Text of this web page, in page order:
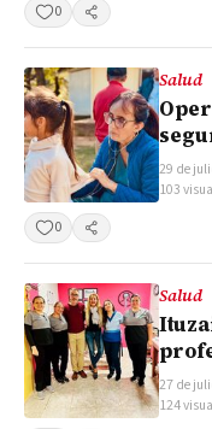
0 Compartir
Salud
29 de
103
0
Compartir
Salud
27 de
124